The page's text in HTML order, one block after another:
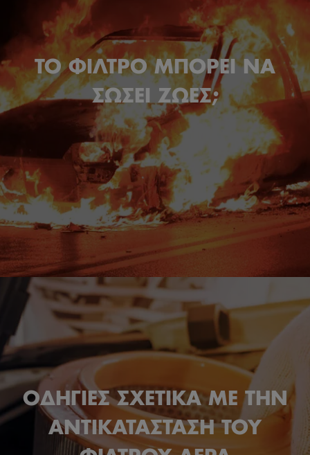
ΤΟ ΦΙΛΤΡΟ ΜΠΟΡΕΙ ΝΑ
ΣΩΣΕΙ ΖΩΕΣ;
ΟΔΗΓΙΕΣ ΣΧΕΤΙΚΑ ΜΕ ΤΗΝ
ΑΝΤΙΚΑΤΑΣΤΑΣΗ ΤΟΥ